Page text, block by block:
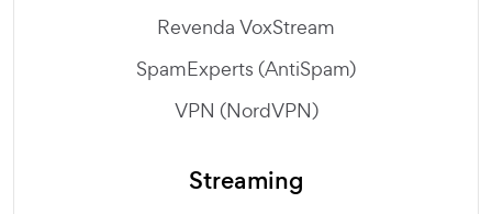
Revenda VoxStream
SpamExperts (AntiSpam)
VPN (NordVPN)
Streaming